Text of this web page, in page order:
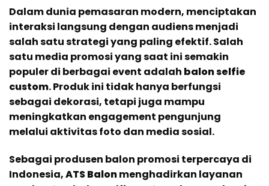
Dalam dunia pemasaran modern, menciptakan
interaksi langsung dengan audiens menjadi
salah satu strategi yang paling efektif. Salah
satu media promosi yang saat ini semakin
populer di berbagai event adalah balon selfie
custom. Produk ini tidak hanya berfungsi
sebagai dekorasi, tetapi juga mampu
meningkatkan engagement pengunjung
melalui aktivitas foto dan media sosial.
Sebagai produsen balon promosi terpercaya di
Indonesia,ATS Balonmenghadirkan layanan